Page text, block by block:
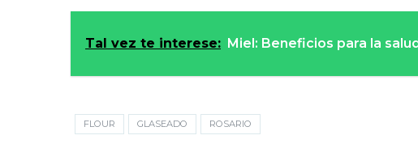
Tal vez te interese: Miel: Beneficios para la
FLOUR GLASEADO ROSARIO